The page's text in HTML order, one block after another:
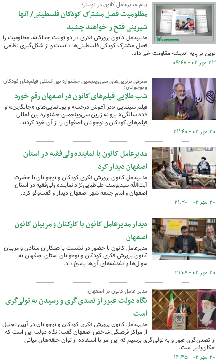
پیام مدیرعامل کانون در توییتر؛
مظلومیت فصل مشترک کودکان فلسطینی/ آنها
شیرینی فتح را خواهند چشید
مدیرعامل کانون پرورش فکری در دو توییت جداگانه، مظلومیت را
فصل مشترک کودکی فلسطینی‌ها دانست و از شکل‌گیری نظامی
نوین بر پایه اندیشه‌ مقاومت خبر داد.
۲۳ مهر ۰۲ - ۰۹:۴۷
معرفی برترین‌های سی‌وپنجمین جشنواره بین‌المللی فیلم‌های کودکان
و نوجوانان؛
شب طلایی فیلم‌های کانون در اصفهان رقم خورد
فیلم سینمایی «در آغوش درخت» و پویانمایی‌های «جایگزین» و
«ده سالگی» پروانه زرین سی‌وپنجمین جشنواره بین‌المللی
فیلم‌های کودکان و نوجوانان اصفهان را از آن خود کردند.
۲۰ مهر ۰۲ - ۲۲:۴۰
مدیرعامل کانون با نماینده ولی‌فقیه در استان
اصفهان دیدار کرد
مدیرعامل کانون پرورش فکری کودکان و نوجوانان با حضرت
آیت‌الله سیدیوسف طباطبایی‌نژاد نماینده ولی‌فقیه در استان
اصفهان و امام جمعه شهر اصفهان دیدار و گفت‌وگو کرد.
۲۰ مهر ۰۲ - ۲۱:۳۰
دیدار مدیرعامل کانون با کارکنان و مربیان کانون
اصفهان
مدیرعامل کانون با حضور در نشست با همکاران ستادی و مربیان
کانون پرورش فکری کودکان و نوجوانان استان اصفهان به
سوال‌ها و دغدغه‌های آن‌ها پاسخ داد.
۲۰ مهر ۰۲ - ۲۱:۰۸
مدیر عامل کانون در اصفهان:
نگاه دولت عبور از تصدی‌گری و رسیدن به تولی‌گری
است
مدیرعامل کانون پرورش فکری کودکان و نوجوانان در آیین تجلیل
از مراکز فرهنگی شاخص اصفهان گفت: نگاه دولت این است که
از تصدی‌گری عبور و به تولی‌گری برسیم که این امر با استفاده از توان حلقه‌های میانی
امکان‌پذیر است.
۲۰ مهر ۰۲ - ۱۴:۳۵